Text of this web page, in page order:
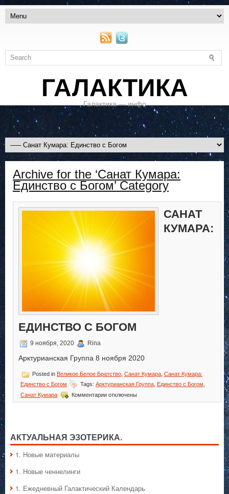
ГАЛАКТИКА
Галактика — инфо
Archive for the ‘Санат Кумара:
Единство с Богом’ Category
САНАТ
КУМАРА:
ЕДИНСТВО С БОГОМ
9 ноября, 2020 Rina
Арктурианская Группа 8 ноября 2020
Posted in Великое Белое Братство Санат Кумара Санат Кумара:
Единство с Богом
Tags: Арктурианская Группа Единство с Богом
Санат Кумара
Комментариик
записи
с
отключены
АКТУАЛЬНАЯ ЭЗОТЕРИКА.
1. Hовые материалы
1. Hовые ченнелинги
1. Ежедневный Галактический Календарь